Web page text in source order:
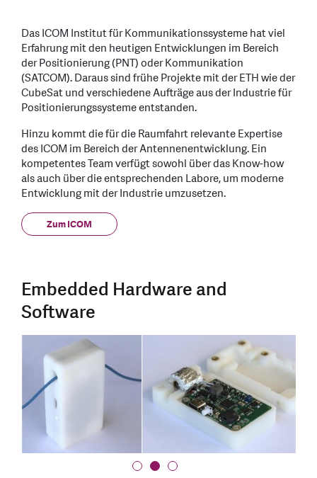
Das ICOM Institut für Kommunikationssysteme hat viel
Erfahrung mit den heutigen Entwicklungen im Bereich
der Positionierung (PNT) oder Kommunikation
(SATCOM). Daraus sind frühe Projekte mit der ETH wie der
CubeSat und verschiedene Aufträge aus der Industrie für
Positionierungssysteme entstanden.
Hinzu kommt die für die Raumfahrt relevante Expertise
des ICOM im Bereich der Antennenentwicklung. Ein
kompetentes Team verfügt sowohl über das Know-how
als auch über die entsprechenden Labore, um moderne
Entwicklung mit der Industrie umzusetzen.
Zum ICOM
Embedded Hardware and
Software